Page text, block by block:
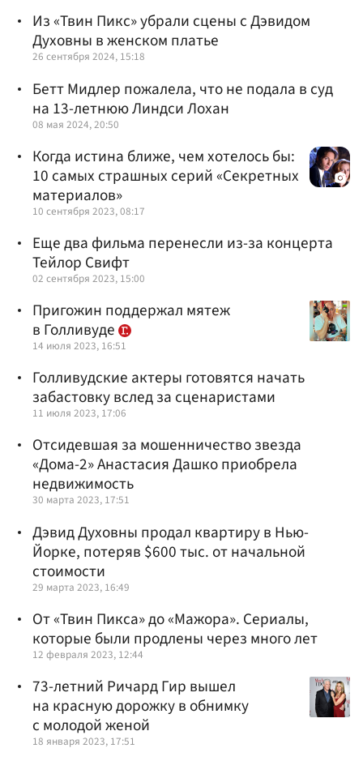
Из «Твин Пикс» убрали сцены с Дэвидом
Духовны в женском платье
26 сентября 2024, 15:18
Бетт Мидлер пожалела, что не подала в суд
на 13-летнюю Линдси Лохан
08 мая 2024, 20:50
Когда истина ближе, чем хотелось бы:
10 самых страшных серий «Секретных
материалов»
10 сентября 2023, 08:17
Еще два фильма перенесли из-за концерта
Тейлор Свифт
02 сентября 2023, 15:00
Пригожин поддержал мятеж
в Голливуде
14 июля 2023, 16:51
Голливудские актеры готовятся начать
забастовку вслед за сценаристами
11 июля 2023, 17:06
Отсидевшая за мошенничество звезда
«Дома-2» Анастасия Дашко приобрела
недвижимость
30 марта 2023, 17:51
Дэвид Духовны продал квартиру в Нью-
Йорке, потеряв $600 тыс. от начальной
стоимости
29 марта 2023, 16:49
От «Твин Пикса» до «Мажора». Сериалы,
которые были продлены через много лет
12 февраля 2023, 12:44
73-летний Ричард Гир вышел
на красную дорожку в обнимку
с молодой женой
18 января 2023, 17:51